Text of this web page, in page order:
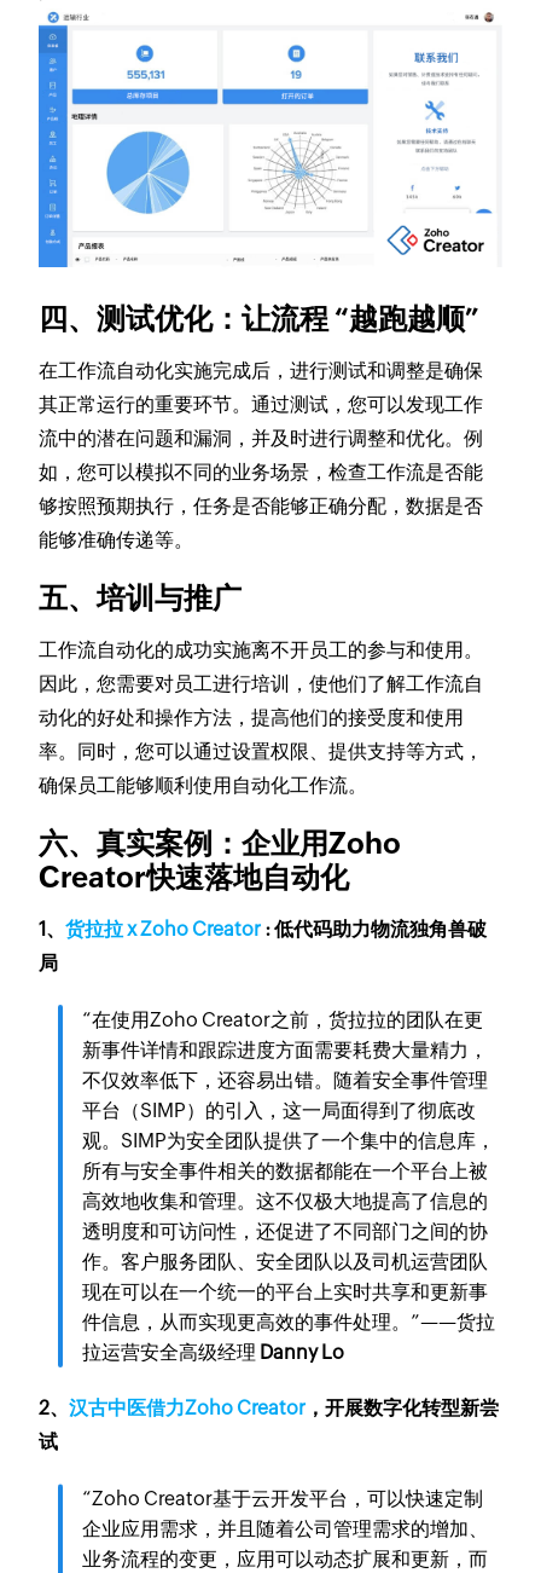
四、测试优化：让流程 “越跑越顺”​
在工作流自动化实施完成后，进行测试和调整是确保
其正常运行的重要环节。通过测试，您可以发现工作
流中的潜在问题和漏洞，并及时进行调整和优化。例
如，您可以模拟不同的业务场景，检查工作流是否能
够按照预期执行，任务是否能够正确分配，数据是否
能够准确传递等。
五、培训与推广
工作流自动化的成功实施离不开员工的参与和使用。
因此，您需要对员工进行培训，使他们了解工作流自
动化的好处和操作方法，提高他们的接受度和使用
率。同时，您可以通过设置权限、提供支持等方式，
确保员工能够顺利使用自动化工作流。
六、真实案例：企业用Zoho
Creator快速落地自动化​
1、货拉拉 x Zoho Creator : 低代码助力物流独角兽破
局
“在使用Zoho Creator之前，货拉拉的团队在更
新事件详情和跟踪进度方面需要耗费大量精力，
不仅效率低下，还容易出错。随着安全事件管理
平台（SIMP）的引入，这一局面得到了彻底改
观。SIMP为安全团队提供了一个集中的信息库，
所有与安全事件相关的数据都能在一个平台上被
高效地收集和管理。这不仅极大地提高了信息的
透明度和可访问性，还促进了不同部门之间的协
作。客户服务团队、安全团队以及司机运营团队
现在可以在一个统一的平台上实时共享和更新事
件信息，从而实现更高效的事件处理。”——货拉
拉运营安全高级经理 Danny Lo
2、汉古中医借力Zoho Creator ，开展数字化转型新尝
试
“Zoho Creator基于云开发平台，可以快速定制
企业应用需求，并且随着公司管理需求的增加、
业务流程的变更，应用可以动态扩展和更新，而